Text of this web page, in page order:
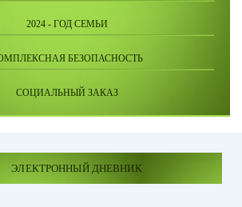
2024 - ГОД СЕМЬИ
БЕЗОПАСНОСТЬ
СОЦИАЛЬНЫЙ ЗАКАЗ
ЭЛЕКТРОННЫЙ ДНЕВНИК